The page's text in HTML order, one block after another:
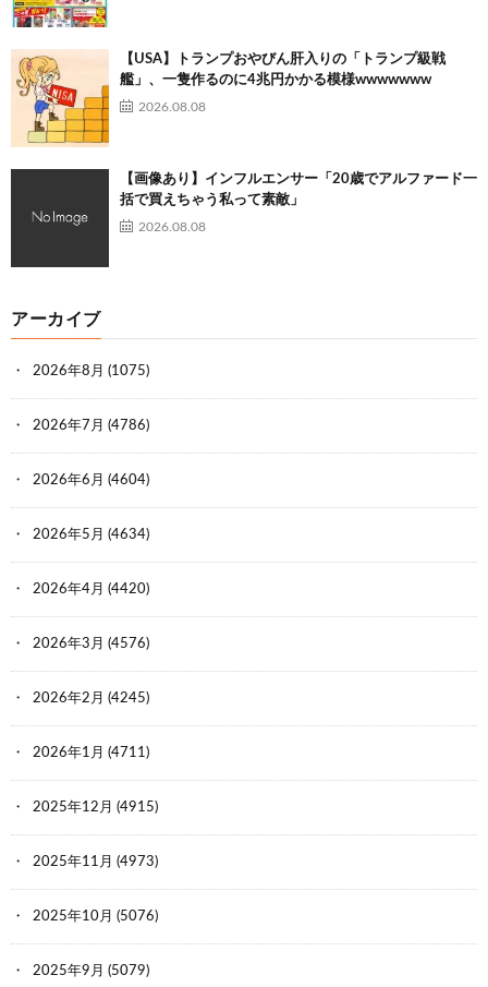
【USA】トランプおやびん肝入りの「トランプ級戦
艦」、一隻作るのに4兆円かかる模様wwwwwww
2026.08.08
【画像あり】インフルエンサー「20歳でアルファード一
括で買えちゃう私って素敵」
2026.08.08
アーカイブ
2026年8月 (1075)
2026年7月 (4786)
2026年6月 (4604)
2026年5月 (4634)
2026年4月 (4420)
2026年3月 (4576)
2026年2月 (4245)
2026年1月 (4711)
2025年12月 (4915)
2025年11月 (4973)
2025年10月 (5076)
2025年9月 (5079)